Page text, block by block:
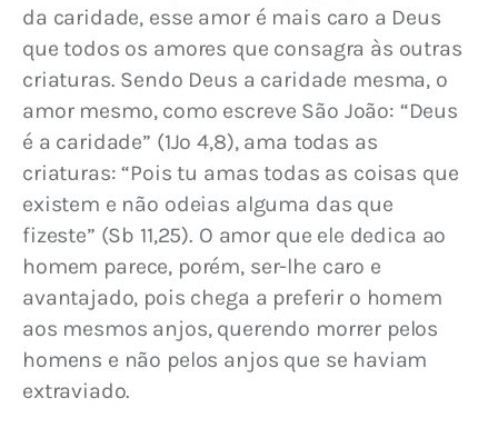
da caridade, esse amor é mais caro a Deus
que todos os amores que consagra às outras
criaturas. Sendo Deus a caridade mesma, o
amor mesmo, como escreve São João: “Deus
é a caridade” (1Jo 4,8), ama todas as
criaturas: “Pois tu amas todas as coisas que
existem e não odeias alguma das que
fizeste” (Sb 11,25). O amor que ele dedica ao
homem parece, porém, ser-lhe caro e
avantajado, pois chega a preferir o homem
aos mesmos anjos, querendo morrer pelos
homens e não pelos anjos que se haviam
extraviado.